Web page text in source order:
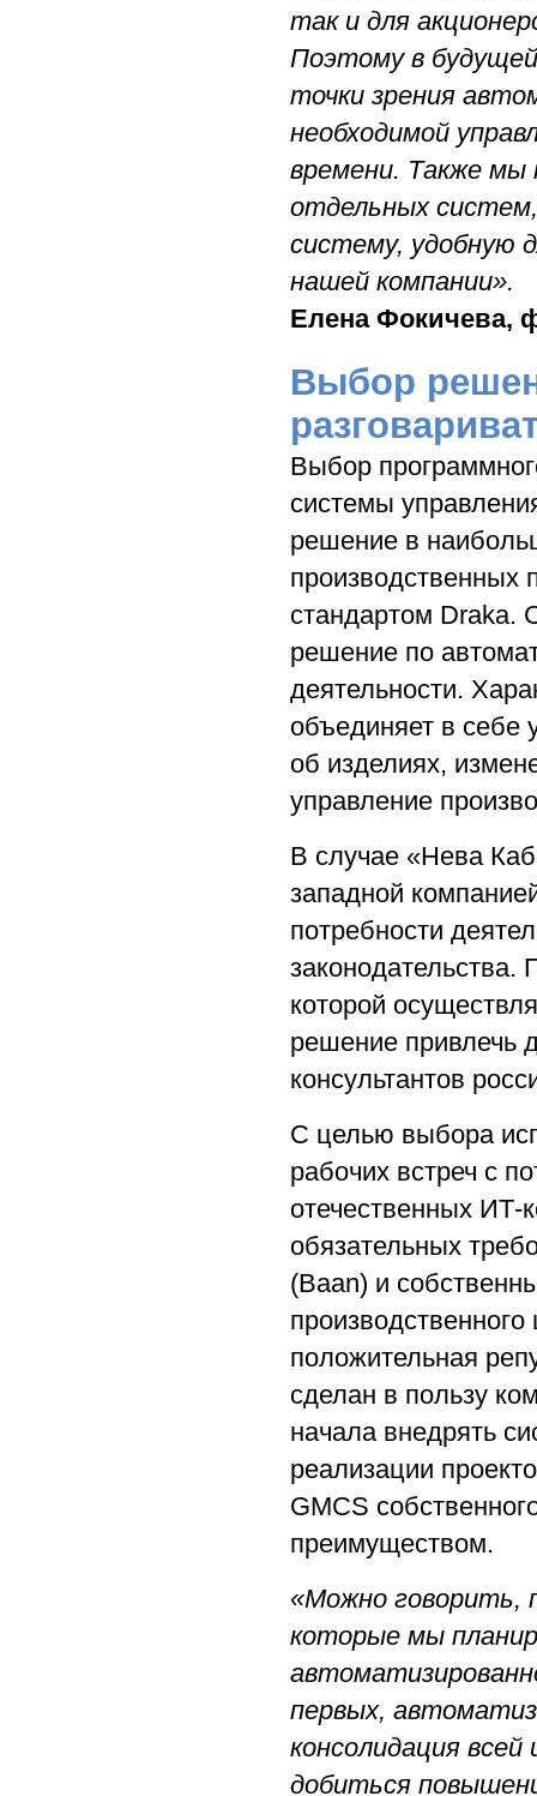
так и для
Поэтому в
точки зрения
необходимой
времени. Также мы
отдельных
систему, удобную
нашей компании».
Елена Фокичева,
Выбор
Выбор
системы
решение в
производственных
стандартом Draka.
решение по
деятельности.
объединяет в себе
об изделиях,
управление
В случае «Нева
западной
потребности
законодательства.
которой
решение привлечь
консультантов
С целью выбора
рабочих встреч с
отечественных ИТ-
обязательных
(Baan) и
положительная
сделан в пользу
начала внедрять
реализации
GMCS
преимуществом.
«Можно говорить,
которые мы
первых,
консолидация
добиться